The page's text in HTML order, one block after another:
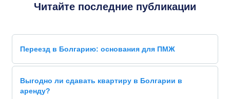
Читайте последние публикации
Переезд в Болгарию: основания для ПМЖ
Выгодно ли сдавать квартиру в Болгарии в
аренду?